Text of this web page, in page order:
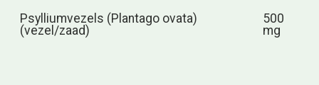
Psylliumvezels (Plantago ovata)
(vezel/zaad)
500
mg